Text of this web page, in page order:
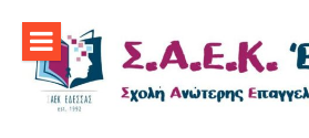
περιεχόμενο